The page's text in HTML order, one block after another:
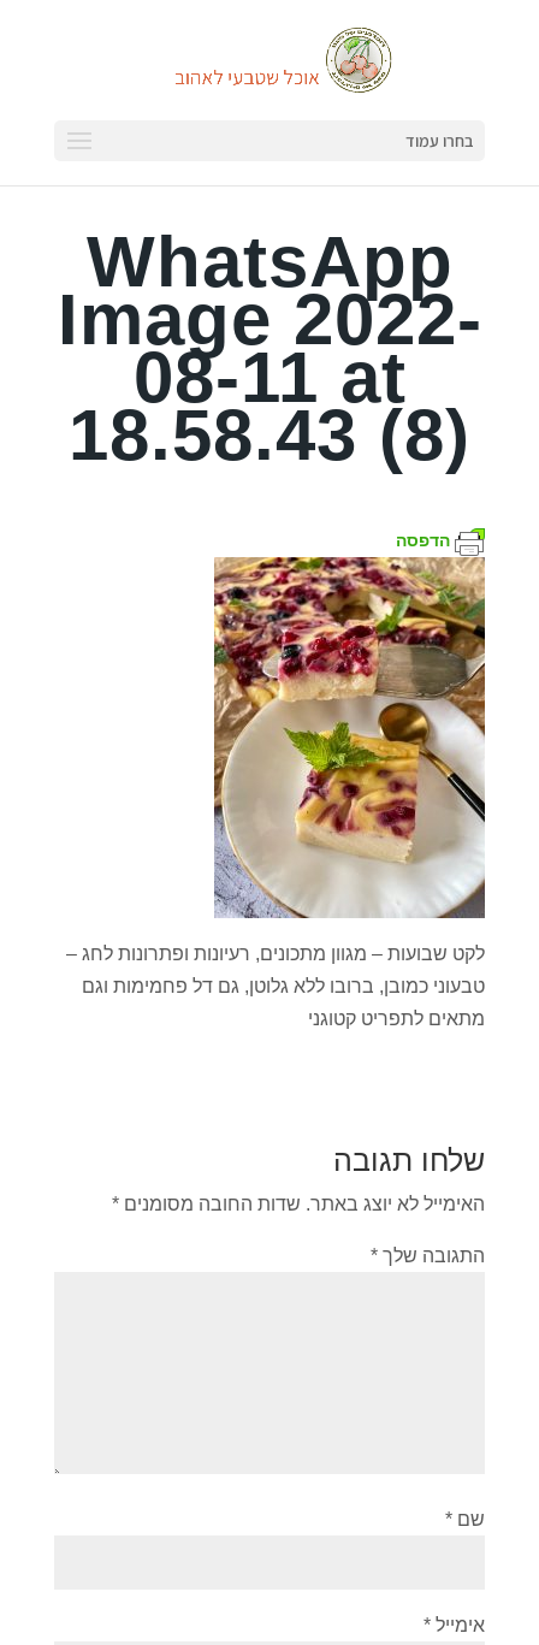
בחרו עמוד
WhatsApp
Image 2022-
08-11 at
18.58.43 (8)
הדפסה
לקט שבועות – מגוון מתכונים, רעיונות ופתרונות לחג –
טבעוני כמובן, ברובו ללא גלוטן, גם דל פחמימות וגם
מתאים לתפריט קטוגני
שלחו תגובה
האימייל לא יוצג באתר. שדות החובה מסומנים *
התגובה שלך *
שם *
אימייל *